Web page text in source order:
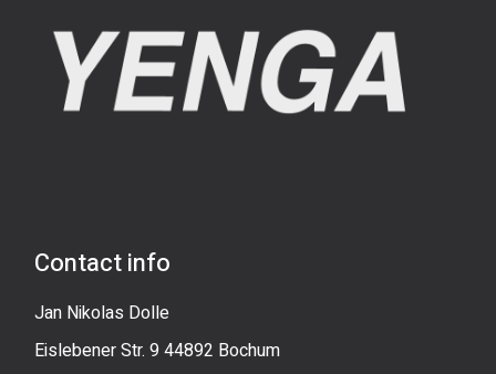
Contact info
Jan Nikolas Dolle
Eislebener Str. 9 44892 Bochum